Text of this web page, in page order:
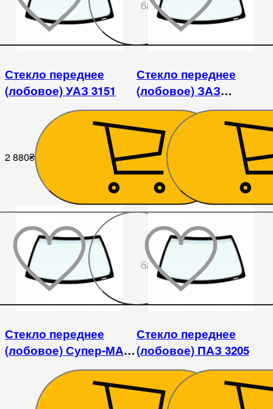
бажаного
Стекло переднее
(лобовое) УАЗ 3151
2 880₴
Стекло переднее
(лобовое) ЗАЗ
1102/1103/1105
2 430₴
До
бажаного
Стекло переднее
(лобовое) Супер-МАЗ
Стекло переднее
(лобовое) ПАЗ 3205